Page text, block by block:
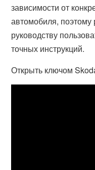
зависимости от
автомобиля, поэтому
руководству
точных инструкций.
Открыть ключом